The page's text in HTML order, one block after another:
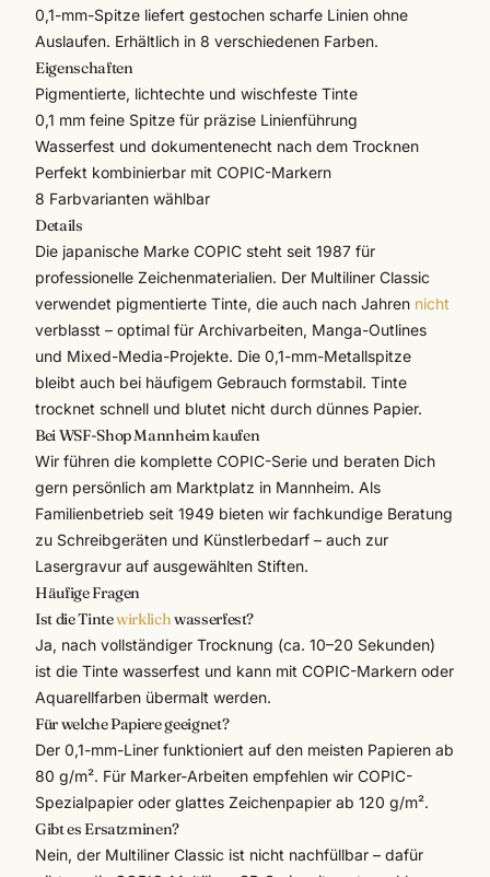
0,1-mm-Spitze liefert gestochen scharfe Linien ohne
Auslaufen. Erhältlich in 8 verschiedenen Farben.
Eigenschaften
Pigmentierte, lichtechte und wischfeste Tinte
0,1 mm feine Spitze für präzise Linienführung
Wasserfest und dokumentenecht nach dem Trocknen
Perfekt kombinierbar mit COPIC-Markern
8 Farbvarianten wählbar
Details
Die japanische Marke COPIC steht seit 1987 für
professionelle Zeichenmaterialien. Der Multiliner Classic
verwendet pigmentierte Tinte, die auch nach Jahren nicht
verblasst – optimal für Archivarbeiten, Manga-Outlines
und Mixed-Media-Projekte. Die 0,1-mm-Metallspitze
bleibt auch bei häufigem Gebrauch formstabil. Tinte
trocknet schnell und blutet nicht durch dünnes Papier.
Bei WSF-Shop Mannheim kaufen
Wir führen die komplette COPIC-Serie und beraten Dich
gern persönlich am Marktplatz in Mannheim. Als
Familienbetrieb seit 1949 bieten wir fachkundige Beratung
zu Schreibgeräten und Künstlerbedarf – auch zur
Lasergravur auf ausgewählten Stiften.
Häufige Fragen
Ist die Tintewirklichwasserfest?
Ja, nach vollständiger Trocknung (ca. 10–20 Sekunden)
ist die Tinte wasserfest und kann mit COPIC-Markern oder
Aquarellfarben übermalt werden.
Für welche Papiere geeignet?
Der 0,1-mm-Liner funktioniert auf den meisten Papieren ab
80 g/m². Für Marker-Arbeiten empfehlen wir COPIC-
Spezialpapier oder glattes Zeichenpapier ab 120 g/m².
Gibt es Ersatzminen?
Nein, der Multiliner Classic ist nicht nachfüllbar – dafür